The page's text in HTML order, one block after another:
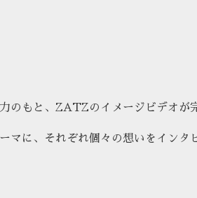
のもと、ZATZのイメージビデオが
マに、それぞれ個々の想いをインタ